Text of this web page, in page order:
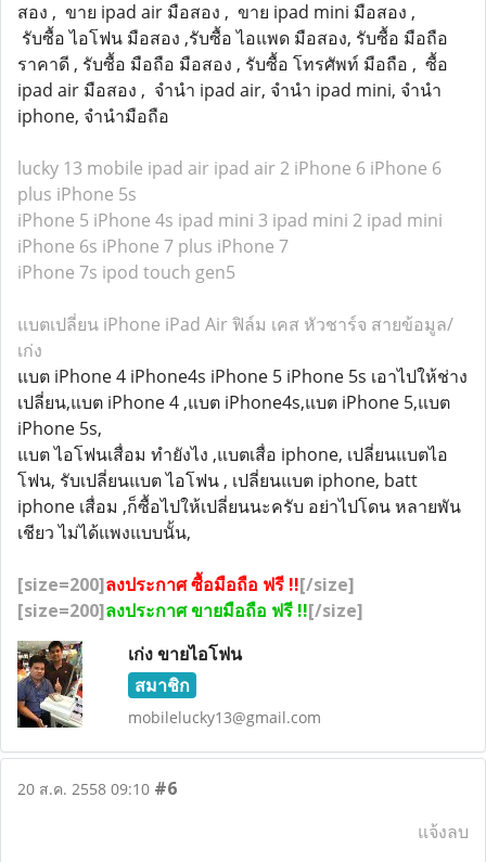
สอง , ขาย ipad air มือสอง , ขาย ipad mini มือสอง ,
รับซื้อ ไอโฟน มือสอง ,รับซื้อ ไอแพด มือสอง, รับซื้อ มือถือ
ราคาดี , รับซื้อ มือถือ มือสอง , รับซื้อ โทรศัพท์ มือถือ , ซื้อ
ipad air มือสอง , จำนำ ipad air, จำนำ ipad mini, จำนำ
iphone, จำนำมือถือ
lucky 13 mobile ipad air ipad air 2 iPhone 6 iPhone 6
plus iPhone 5s
iPhone 5 iPhone 4s ipad mini 3 ipad mini 2 ipad mini
iPhone 6s iPhone 7 plus iPhone 7
iPhone 7s ipod touch gen5
แบตเปลี่ยน iPhone iPad Air ฟิล์ม เคส หัวชาร์จ สายข้อมูล/
เก่ง
แบต iPhone 4 iPhone4s iPhone 5 iPhone 5s เอาไปให้ช่าง
เปลี่ยน,แบต iPhone 4 ,แบต iPhone4s,แบต iPhone 5,แบต
iPhone 5s,
แบต ไอโฟนเสื่อม ทำยังไง ,แบตเสื่อ iphone, เปลี่ยนแบตไอ
โฟน, รับเปลี่ยนแบต ไอโฟน , เปลี่ยนแบต iphone, batt
iphone เสื่อม ,ก็ซื้อไปให้เปลี่ยนนะครับ อย่าไปโดน หลายพัน
เชียว ไม่ได้แพงแบบนั้น,
[size=200]ลงประกาศ ซื้อมือถือ ฟรี !![/size]
[size=200]ลงประกาศ ขายมือถือ ฟรี !![/size]
เก่ง ขายไอโฟน
สมาชิก
mobilelucky13@gmail.com
20 ส.ค. 2558 09:10 #6
แจ้งลบ